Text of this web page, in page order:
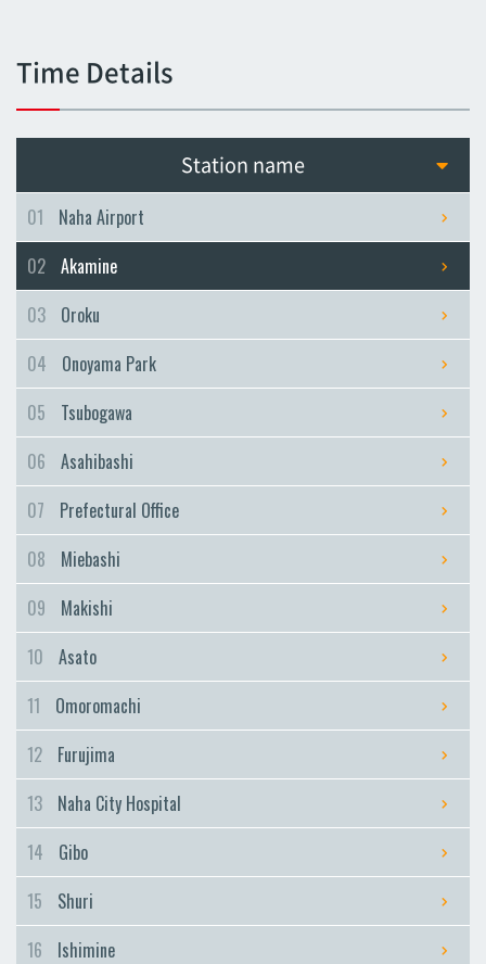
Asato
Naha City Hospital
Ishimine
Tedako-Uranishi
Asahibashi
Prefectural Office
Miebashi
Omoromachi
Gibo
Kyozuka
Time Details
Station name
01
Naha Airport
02 Akamine
03
Oroku
04
Onoyama Park
05
Tsubogawa
06
Asahibashi
07
Prefectural Office
08
Miebashi
09
Makishi
10
Asato
11
Omoromachi
12
Furujima
13
Naha City Hospital
14
Gibo
15
Shuri
16
Ishimine